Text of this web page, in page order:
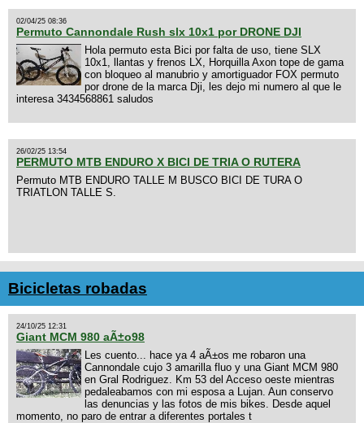
02/04/25 08:36
Permuto Cannondale Rush slx 10x1 por DRONE DJI
Hola permuto esta Bici por falta de uso, tiene SLX
10x1, llantas y frenos LX, Horquilla Axon tope de gama
con bloqueo al manubrio y amortiguador FOX permuto
por drone de la marca Dji, les dejo mi numero al que le
interesa 3434568861 saludos
26/02/25 13:54
PERMUTO MTB ENDURO X BICI DE TRIA O RUTERA
Permuto MTB ENDURO TALLE M BUSCO BICI DE TURA O
TRIATLON TALLE S.
Bicicletas robadas
24/10/25 12:31
Giant MCM 980 aÃ±o98
Les cuento... hace ya 4 aÃ±os me robaron una
Cannondale cujo 3 amarilla fluo y una Giant MCM 980
en Gral Rodriguez. Km 53 del Acceso oeste mientras
pedaleabamos con mi esposa a Lujan. Aun conservo
las denuncias y las fotos de mis bikes. Desde aquel
momento, no paro de entrar a diferentes portales t